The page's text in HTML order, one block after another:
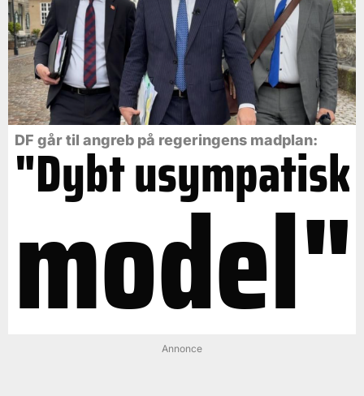
DF går til angreb på regeringens madplan:
"Dybt usympatisk
model"
Annonce